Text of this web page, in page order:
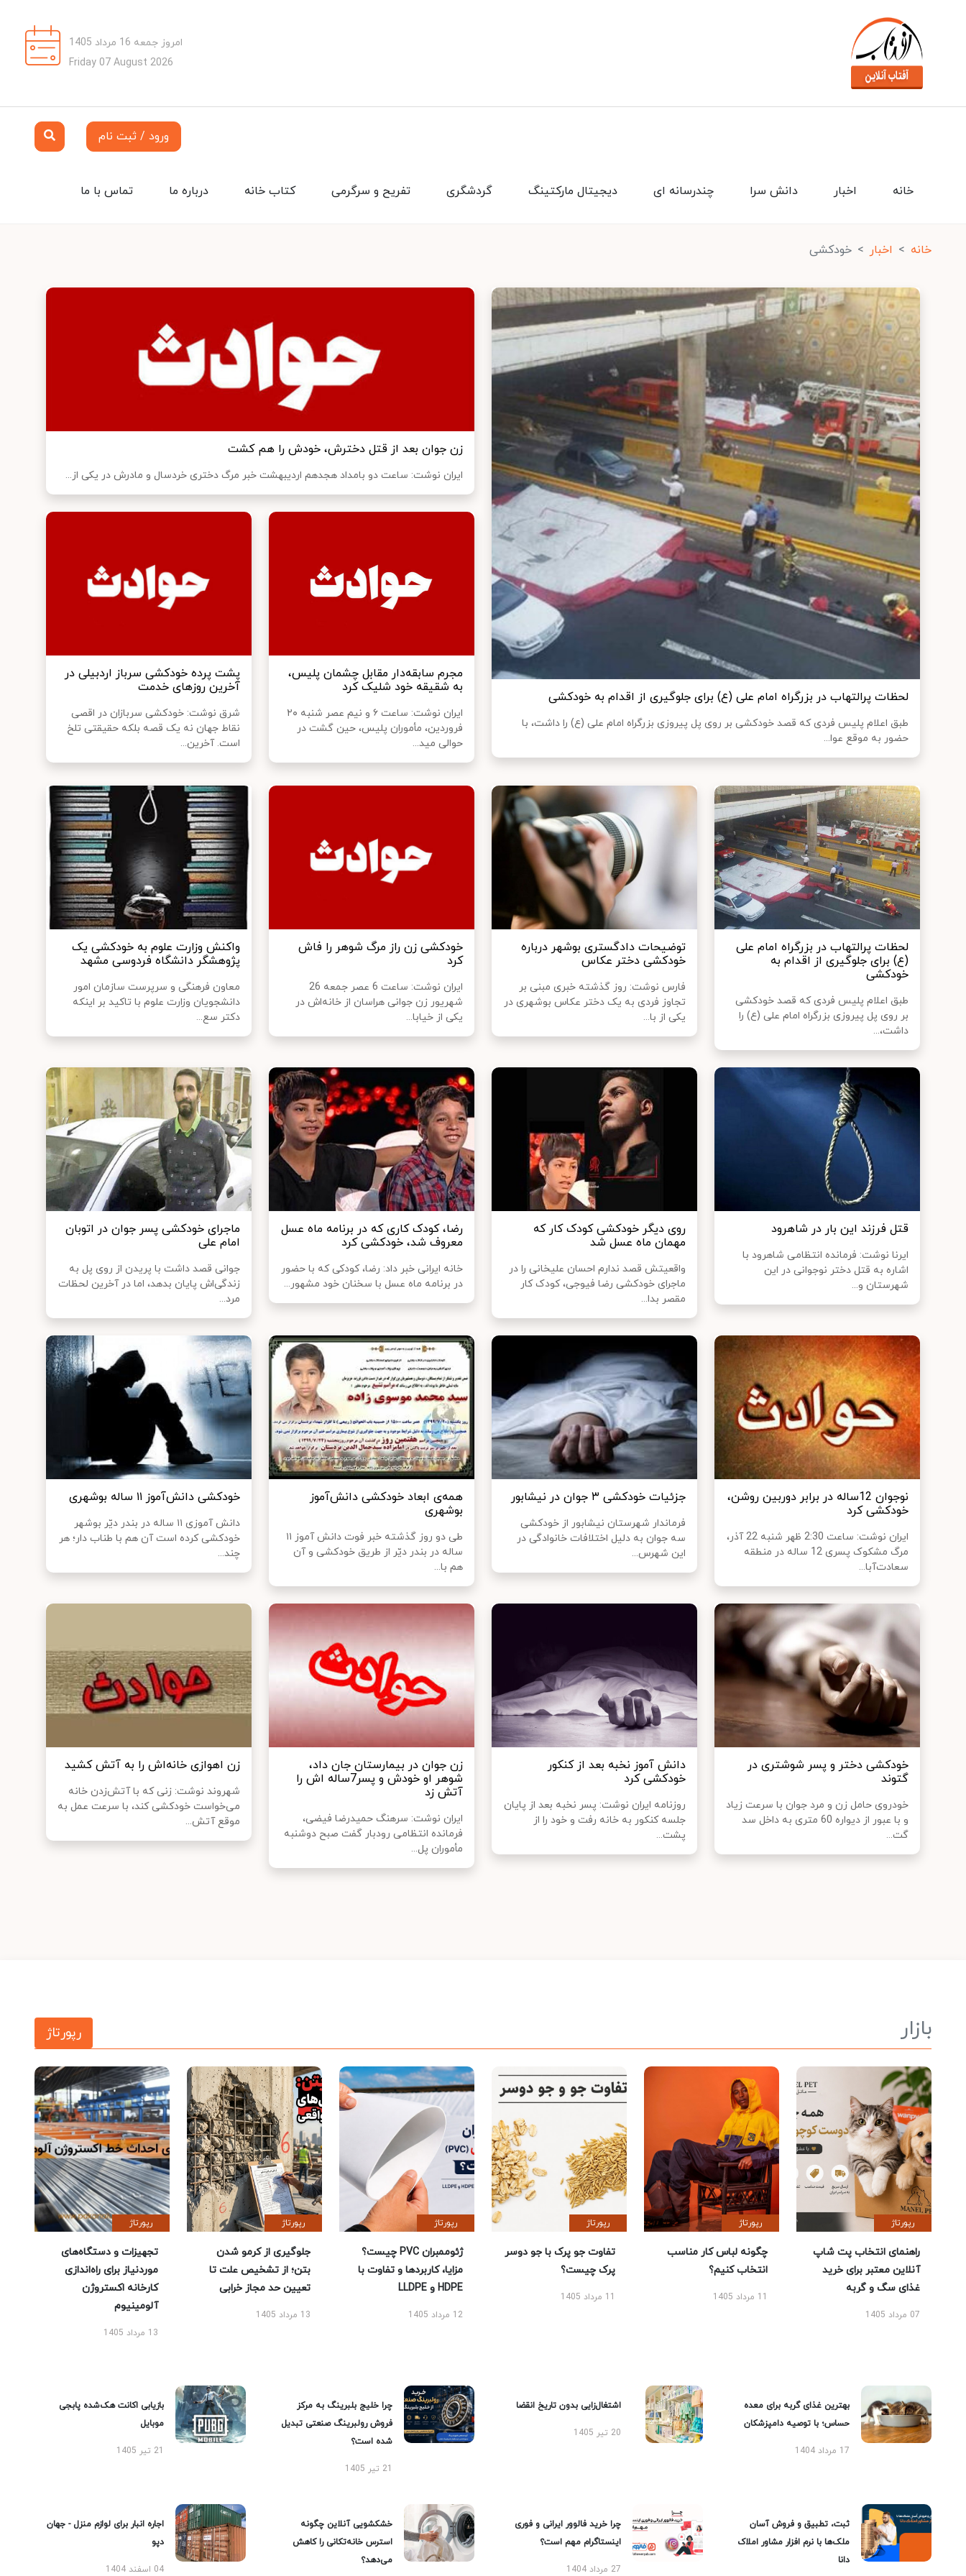
امروز جمعه 16 مرداد 1405
Friday 07 August 2026
ورود / ثبت نام
تماس با ما درباره ما کتاب خانه تفریح و سرگرمی گردشگری دیجیتال مارکتینگ چندرسانه ای دانش سرا اخبار خانه
خانه اخبار خودکشی
لحظات پرالتهاب در بزرگراه امام علی (ع) برای جلوگیری از اقدام به خودکشی
طبق اعلام پلیس فردی که قصد خودکشی بر روی پل پیروزی بزرگراه امام علی (ع) را داشت، با
حضور به موقع عوا...
زن جوان بعد از قتل دخترش، خودش را هم کشت
ایران نوشت: ساعت دو بامداد هجدهم اردیبهشت خبر مرگ دختری خردسال و مادرش در یکی از...
مجرم سابقه‌دار مقابل چشمان پلیس،
به شقیقه خود شلیک کرد
ایران نوشت: ساعت ۶ و نیم عصر شنبه ۲۰
فروردین، مأموران پلیس، حین گشت در
حوالی مید...
پشت پرده خودکشی سرباز اردبیلی در
آخرین روزهای خدمت
شرق نوشت: خودکشی سربازان در اقصی
نقاط جهان نه یک قصه بلکه حقیقتی تلخ
است. آخرین...
لحظات پرالتهاب در بزرگراه امام علی
(ع) برای جلوگیری از اقدام به
خودکشی
طبق اعلام پلیس فردی که قصد خودکشی
بر روی پل پیروزی بزرگراه امام علی (ع) را
داشت،...
توضیحات دادگستری بوشهر درباره
خودکشی دختر عکاس
فارس نوشت: روز گذشته خبری مبنی بر
تجاوز فردی به یک دختر عکاس بوشهری در
یکی از با...
خودکشی زن راز مرگ شوهر را فاش
کرد
ایران نوشت: ساعت 6 عصر جمعه 26
شهریور زن جوانی هراسان از خانه‌اش در
یکی از خیابا...
واکنش وزارت علوم به خودکشی یک
پژوهشگر دانشگاه فردوسی مشهد
معاون فرهنگی و سرپرست سازمان امور
دانشجویان وزارت علوم با تاکید بر اینکه
دکتر سع...
قتل فرزند این بار در شاهرود
ایرنا نوشت: فرمانده انتظامی شاهرود با
اشاره به قتل دختر نوجوانی در این
شهرستان و...
روی دیگر خودکشی کودک کار که
مهمان ماه عسل شد
واقعیتش قصد ندارم احسان علیخانی را در
ماجرای خودکشی رضا فیوجی، کودک کار
مقصر بدا...
رضا، کودک کاری که در برنامه ماه عسل
معروف شد، خودکشی کرد
خانه ایرانی خبر داد: رضا، کودکی که با حضور
در برنامه ماه عسل با سخنان خود مشهور...
ماجرای خودکشی پسر جوان در اتوبان
امام علی
جوانی قصد داشت با پریدن از روی پل به
زندگی‌اش پایان بدهد، اما در آخرین لحظات
مرد...
نوجوان 12ساله در برابر دوربین روشن،
خودکشی کرد
ایران نوشت: ساعت 2:30 ظهر شنبه 22 آذر،
مرگ مشکوک پسری 12 ساله در منطقه
سعادت‌آبا...
جزئیات خودکشی ۳ جوان در نیشابور
فرماندار شهرستان نیشابور از خودکشی
سه جوان به دلیل اختلافات خانوادگی در
این شهرس...
همه‌ی ابعاد خودکشی دانش‌آموز
بوشهری
طی دو روز گذشته خبر فوت دانش آموز ۱۱
ساله در بندر دیّر از طریق خودکشی و آن
هم با...
خودکشی دانش‌آموز ۱۱ ساله بوشهری
دانش آموزی ۱۱ ساله در بندر دیّر بوشهر
خودکشی کرده است آن هم با طناب دار؛ هر
چند...
خودکشی دختر و پسر شوشتری در
گتوند
خودروی حامل زن و مرد جوان با سرعت زیاد
و با عبور از دیواره 60 متری به داخل سد
گت...
دانش‌ آموز نخبه بعد از کنکور
خودکشی کرد
روزنامه ایران نوشت: پسر نخبه بعد از پایان
جلسه کنکور به خانه رفت و خود را از
پشت...
زن جوان در بیمارستان جان داد،
شوهر او خودش و پسر7ساله اش را
آتش زد
ایران نوشت: سرهنگ حمیدرضا فیضی،
فرمانده انتظامی رودبار گفت صبح دوشنبه
مأموران پل...
زن اهوازی خانه‌اش را به آتش کشید
شهروند نوشت: زنی که با آتش‌زدن خانه
می‌خواست خودکشی کند، با سرعت عمل به
موقع آتش...
بازار رپورتاژ
رپورتاژ
راهنمای انتخاب پت شاپ
آنلاین معتبر برای خرید
غذای سگ و گربه
07 مرداد 1405
رپورتاژ
چگونه لباس کار مناسب
انتخاب کنیم؟
11 مرداد 1405
رپورتاژ
تفاوت جو پرک با جو دوسر
پرک چیست؟
11 مرداد 1405
رپورتاژ
ژئوممبران PVC چیست؟
مزایا، کاربردها و تفاوت با
HDPE و LLDPE
12 مرداد 1405
رپورتاژ
جلوگیری از کرمو شدن
بتن؛ از تشخیص علت تا
تعیین حد مجاز خرابی
13 مرداد 1405
رپورتاژ
تجهیزات و دستگاه‌های
موردنیاز برای راه‌اندازی
کارخانه اکستروژن
آلومینیوم
13 مرداد 1405
بهترین غذای گربه برای معده
حساس؛ با توصیه دامپزشکان
17 مرداد 1404
اشتغال‌زایی بدون تاریخ انقضا
20 تیر 1405
چرا خلیج بلبرینگ به مرکز
فروش رولبرینگ صنعتی تبدیل
شده است؟
21 تیر 1405
بازیابی اکانت هک‌شده پابجی
موبایل
21 تیر 1405
ثبت، تطبیق و فروش آسان
ملک‌ها با نرم افزار مشاور املاک
دانا
چرا خرید فالوور ایرانی و فوری
اینستاگرام مهم است؟
27 مرداد 1404
خشکشویی آنلاین چگونه
استرس خانه‌تکانی را کاهش
می‌دهد؟
اجاره انبار برای لوازم منزل - جهان
دپو
04 اسفند 1404